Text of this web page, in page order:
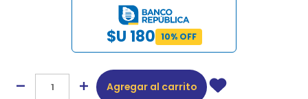
$U 180 10% OFF
Agregar al carrito